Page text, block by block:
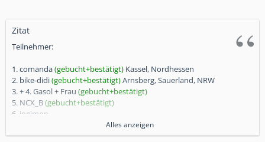
Zitat
Teilnehmer:
1. comanda(gebucht+bestätigt) Kassel, Nordhessen
2. bike-didi(gebucht+bestätigt)Arnsberg, Sauerland, NRW
3. + 4. Gasol + Frau (gebucht+bestätigt)
5. NCX_B(gebucht+bestätigt)
6. jogimon
7. + 8. Bernhard und Manuela (Xlight mit Frau)
(gebucht+bestätigt)
Alles anzeigen